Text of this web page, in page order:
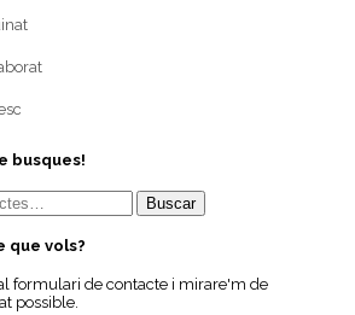
busques!
que vols?
formulari de contacte i mirare'm de
possible.